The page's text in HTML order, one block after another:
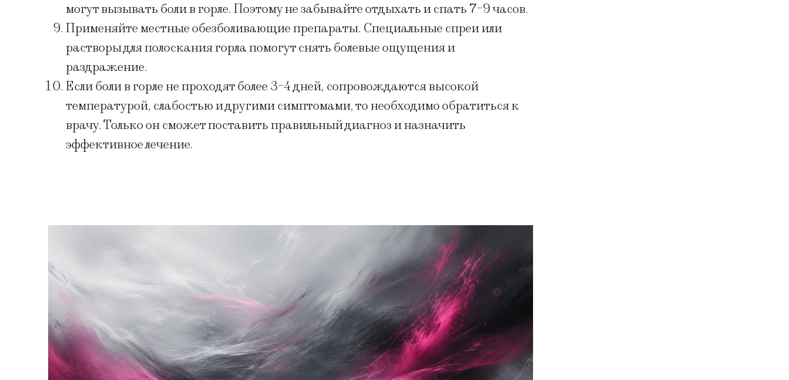
могут вызывать боли в горле. Поэтому не забывайте отдыхать и спать 7-9 часов.
Применяйте местные обезболивающие препараты. Специальные спреи или
растворы для полоскания горла помогут снять болевые ощущения и
раздражение.
Если боли в горле не проходят более 3-4 дней, сопровождаются высокой
температурой, слабостью и другими симптомами, то необходимо обратиться к
врачу. Только он сможет поставить правильный диагноз и назначить
эффективное лечение.